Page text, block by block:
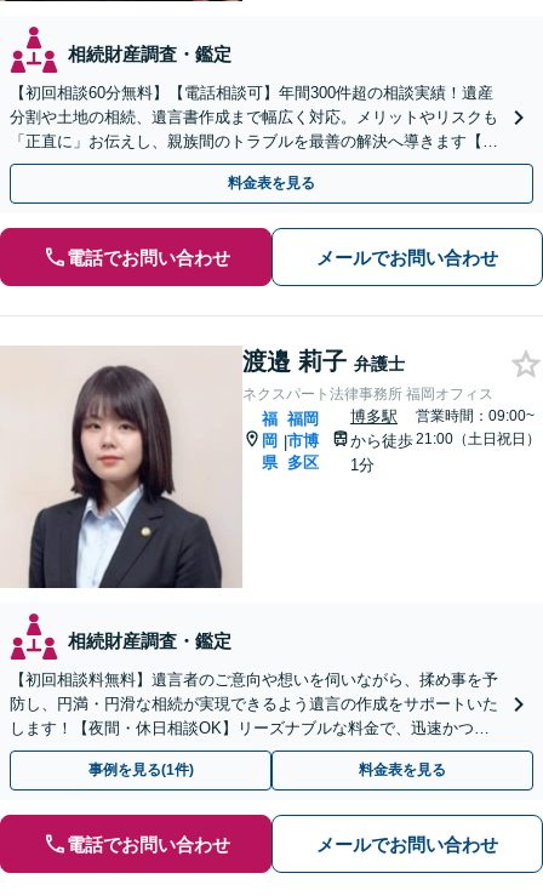
相続財産調査・鑑定
【初回相談60分無料】【電話相談可】年間300件超の相談実績！遺産
分割や土地の相続、遺言書作成まで幅広く対応。メリットやリスクも
「正直に」お伝えし、親族間のトラブルを最善の解決へ導きます【法
テラス利用可】
料金表を見る
電話でお問い合わせ メールでお問い合わせ
渡邉 莉子 弁護士
ネクスパート法律事務所 福岡オフィス
福
岡
県
|
福岡
市博
多区
博多駅
から徒歩
1分
営業時間：09:00~
21:00（土日祝日）
相続財産調査・鑑定
【初回相談料無料】遺言者のご意向や想いを伺いながら、揉め事を予
防し、円満・円滑な相続が実現できるよう遺言の作成をサポートいた
します！【夜間・休日相談OK】リーズナブルな料金で、迅速かつス
ピーディーにまごころを持って対応させて頂きます。
事例を見る(1件) 料金表を見る
電話でお問い合わせ メールでお問い合わせ